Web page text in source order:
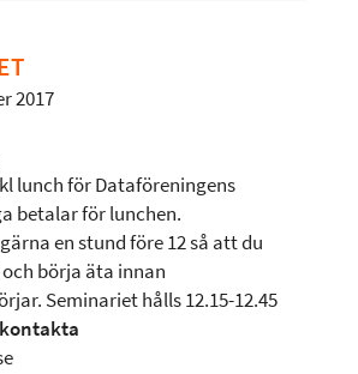
2017
lunch för Dataföreningens
betalar för lunchen.
en stund före 12 så att du
börja äta innan
Seminariet hålls 12.15-12.45